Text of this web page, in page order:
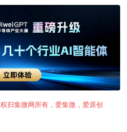
归集微网所有，爱集微，爱原创